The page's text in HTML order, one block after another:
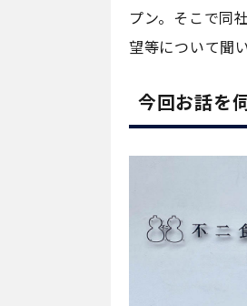
プン。そこで同
望等について聞い
今回お話を